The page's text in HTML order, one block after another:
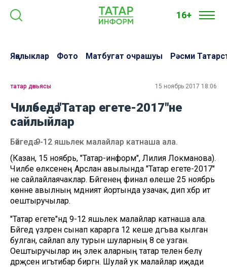
16+
Яңалыклар Фото Матбугат очрашуы Рәсми
татар дөньясы 15 ноябрь 2017 18:06
Чиләбедә "Татар егете-2017"не
сайлыйлар
Бәйгедә 9-12 яшьлек малайлар катнаша ала.
(Казан, 15 ноябрь, "Татар-информ", Лилия Локманова).
Чиләбе өлкәсенең Арслан авылында "Татар егете-2017"
не сайлайлаячаклар. Бәйгенең финал өлеше 25 ноябрь
көнне авылның мәдәният йортында узачак, дип хәбәр итә
оештыручылар.
"Татар егете"ндә 9-12 яшьлек малайлар катнаша ала.
Бәйгедә үзләрен сынап карарга 12 кеше дәгъва кылган
булган, сайлап алу турын шуларның 8 се узган.
Оештыручылар иң элек аларның татар телен белү
дәрәҗәсенә игътибар биргән. Шулай ук малайлар иҗади